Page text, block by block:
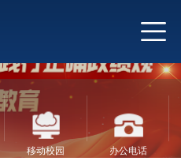

移动校园 办公电话
举办
五进
生社
对面
暨学生社区面
面活动
四
讯方
全国
讯方杯”全国
息技术应用
赛全国总决
校隆重开幕
于全